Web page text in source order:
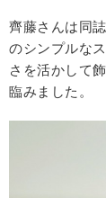
齊藤さんは同
のシンプルな
さを活かして
臨みました。